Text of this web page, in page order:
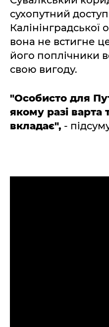
сухопутний
Калінінградської
вона не встигне
його поплічники
свою вигоду.
"Особисто для
якому разі варта
вкладає", -